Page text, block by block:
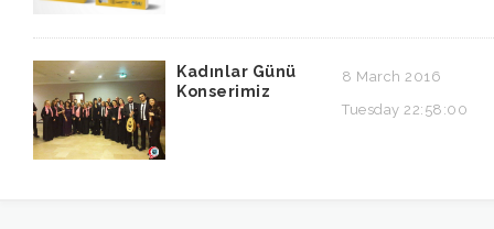
Kadınlar Günü
Konserimiz
8 March 2016
Tuesday 22:58:00